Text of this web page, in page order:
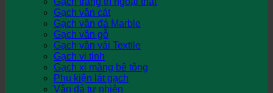
Gạch vân cát
Gạch vân đá Marble
Gạch vân gỗ
Gạch vân vải Textile
Gạch vi tinh
Gạch xi măng bê tông
Phụ kiện lát gạch
Vân đá tự nhiên